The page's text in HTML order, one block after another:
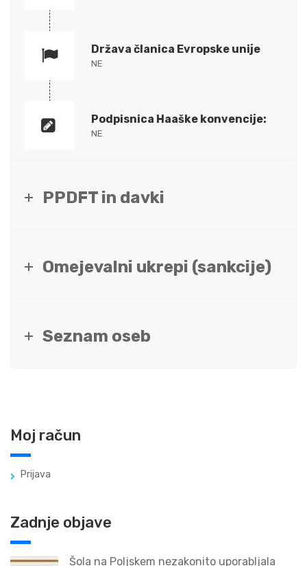
Država članica Evropske unije
NE
Podpisnica Haaške konvencije:
NE
PPDFT in davki
Omejevalni ukrepi (sankcije)
Seznam oseb
Moj račun
Prijava
Zadnje objave
Šola na Poljskem nezakonito uporabljala